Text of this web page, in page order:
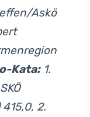
Askö
Kata:1.
2.